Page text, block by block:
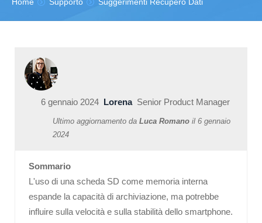
Guida
6 gennaio 2024 LorenaSenior Product Manager
Ultimo aggiornamento da Luca Romano il 6 gennaio
2024
Sommario
L'uso di una scheda SD come memoria interna
espande la capacità di archiviazione, ma potrebbe
influire sulla velocità e sulla stabilità dello smartphone.